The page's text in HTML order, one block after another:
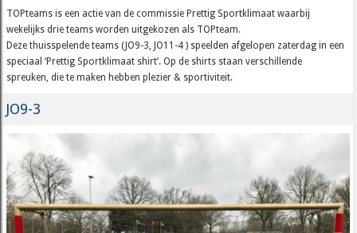
TOPteams is een actie van de commissie Prettig Sportklimaat waarbij
wekelijks drie teams worden uitgekozen als TOPteam.
Deze thuisspelende teams (JO9-3, JO11-4 ) speelden afgelopen zaterdag in een
speciaal ‘Prettig Sportklimaat shirt’. Op de shirts staan verschillende
spreuken, die te maken hebben plezier & sportiviteit.
JO9-3